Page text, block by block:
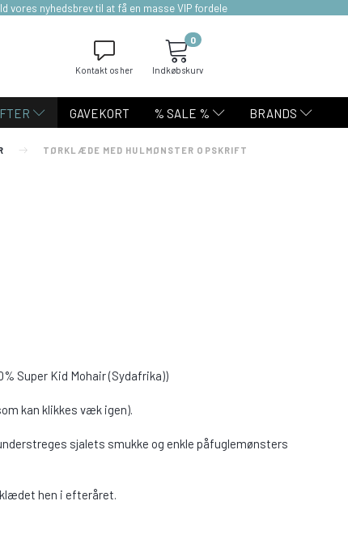
vores nyhedsbrev til at få en masse VIP fordele
Kontakt os her Indkøbskurv
0
GAVEKORT % SALE % BRANDS
TØRKLÆDE MED HULMØNSTER OPSKRIFT
Super Kid Mohair (Sydafrika))
kan klikkes væk igen).
sjalets smukke og enkle påfuglemønsters
hen i efteråret.